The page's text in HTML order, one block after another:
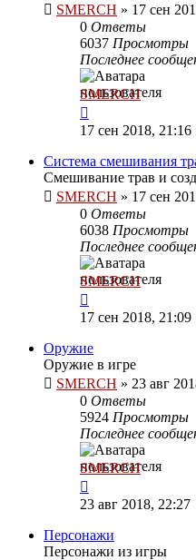
SMERCH » 17 сен
0 Ответы
6037 Просмотры
Последнее
SMERCH
17 сен 2018, 21:16
Система смешивания
Смешивание трав и
SMERCH » 17 сен
0 Ответы
6038 Просмотры
Последнее
SMERCH
17 сен 2018, 21:09
Оружие
Оружие в игре
SMERCH » 23 авг
0 Ответы
5924 Просмотры
Последнее
SMERCH
23 авг 2018, 22:27
Персонажи
Персонажи из игры